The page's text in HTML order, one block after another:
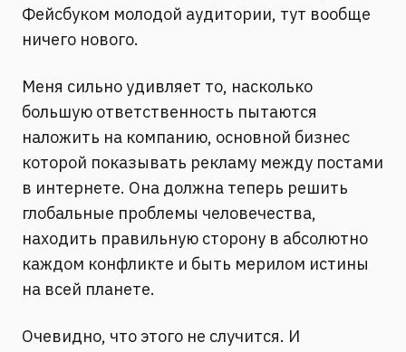
Фейсбуком молодой аудитории, тут вообще
ничего нового.
Меня сильно удивляет то, насколько
большую ответственность пытаются
наложить на компанию, основной бизнес
которой показывать рекламу между постами
в интернете. Она должна теперь решить
глобальные проблемы человечества,
находить правильную сторону в абсолютно
каждом конфликте и быть мерилом истины
на всей планете.
Очевидно, что этого не случится. И